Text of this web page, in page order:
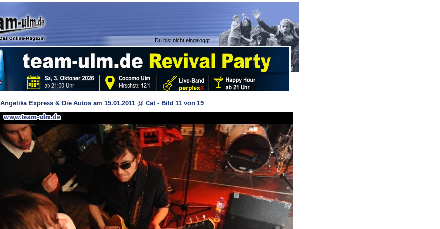
Du bist nicht eingeloggt.
Angelika Express & Die Autos am 15.01.2011 @ Cat - Bild 11 von 19